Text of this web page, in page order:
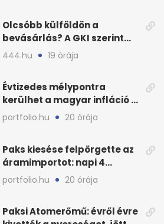
Olcsóbb külföldön a
bevásárlás? A GKI szerint
zárkózott a magyar árszint
444.hu 19 órája
Évtizedes mélypontra
kerülhet a magyar infláció a
KSH új adata szerint
portfolio.hu 20 órája
Paks kiesése felpörgette az
áramimportot: napi 4
milliárd forintos számla
portfolio.hu 20 órája
Paksi Atomerőmű: évről évre